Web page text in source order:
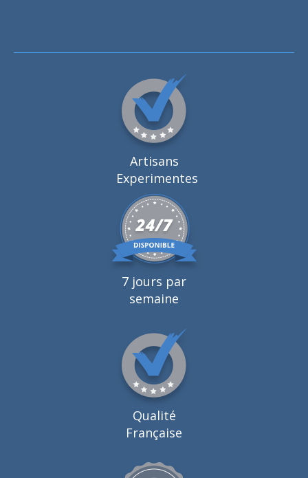
Artisans
Experimentes
7 jours par
semaine
Qualité
Française